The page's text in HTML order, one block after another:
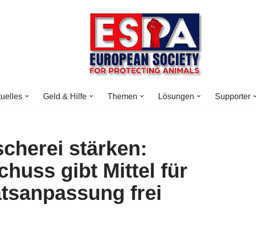
Geld & Hilfe Themen Lösungen Supporter
stärken:
gibt Mittel für
frei